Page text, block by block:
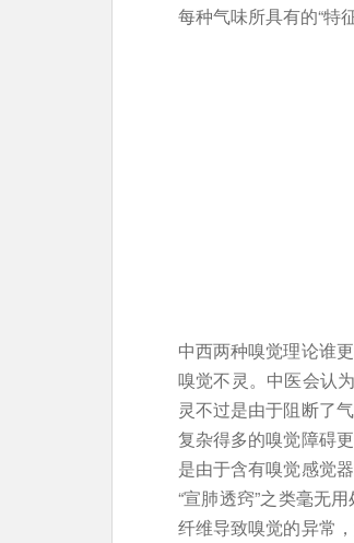
每种气味所具有的“特
中西两种嗅觉理论谁
嗅觉不灵。中医会认
灵不过是由于阻断了
复杂得多的嗅觉障碍
是由于含有嗅觉感觉
“宣肺透窍”之类毫无
纤维导致嗅觉的异常